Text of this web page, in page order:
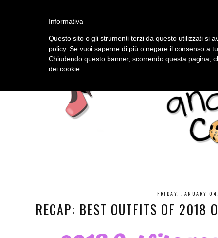
FRIDAY, JANUARY
RECAP: BEST OUTFITS OF 2018
Informativa
Questo sito o gli strumenti terzi da questo utilizzati si
policy. Se vuoi saperne di più o negare il consenso a
Chiudendo questo banner, scorrendo questa pagina,
dei cookie.